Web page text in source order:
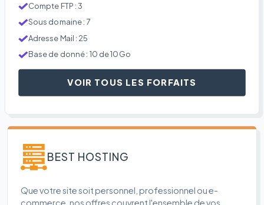
Compte FTP : 3
Sous domaine : 7
Adresse Mail : 25
Base de donné : 10 de 10Go
VOIR TOUS LES FORFAITS
BEST HOSTING
Que votre site soit personnel, professionnel ou e-
commerce, nos offres couvrent l'ensemble de vos